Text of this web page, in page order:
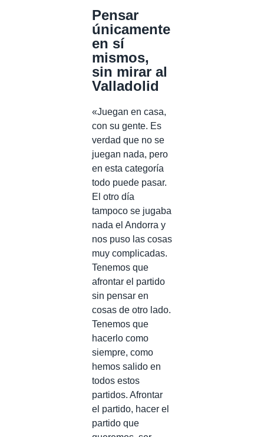
Pensar
únicamente
en sí
mismos,
sin mirar al
Valladolid
«Juegan en casa,
con su gente. Es
verdad que no se
juegan nada, pero
en esta categoría
todo puede pasar.
El otro día
tampoco se jugaba
nada el Andorra y
nos puso las cosas
muy complicadas.
Tenemos que
afrontar el partido
sin pensar en
cosas de otro lado.
Tenemos que
hacerlo como
siempre, como
hemos salido en
todos estos
partidos. Afrontar
el partido, hacer el
partido que